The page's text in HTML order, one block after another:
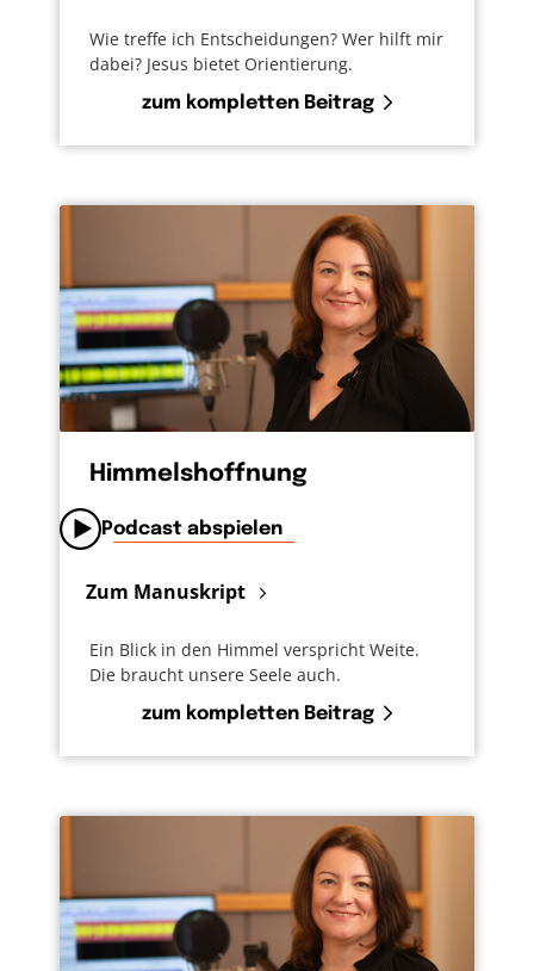
Wie treffe ich Entscheidungen? Wer hilft mir
dabei? Jesus bietet Orientierung.
zum kompletten Beitrag
Himmelshoffnung
Podcast abspielen
Zum Manuskript
Ein Blick in den Himmel verspricht Weite.
Die braucht unsere Seele auch.
zum kompletten Beitrag